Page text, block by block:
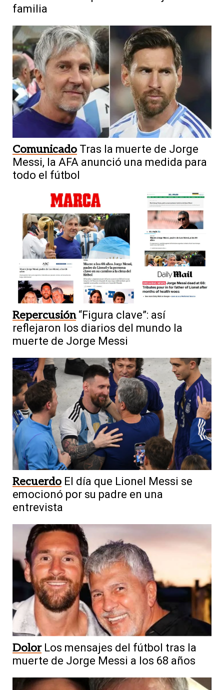
familia
Comunicado Tras la muerte de Jorge
Messi, la AFA anunció una medida para
todo el fútbol
Repercusión “Figura clave”: así
reflejaron los diarios del mundo la
muerte de Jorge Messi
Recuerdo El día que Lionel Messi se
emocionó por su padre en una
entrevista
Dolor Los mensajes del fútbol tras la
muerte de Jorge Messi a los 68 años